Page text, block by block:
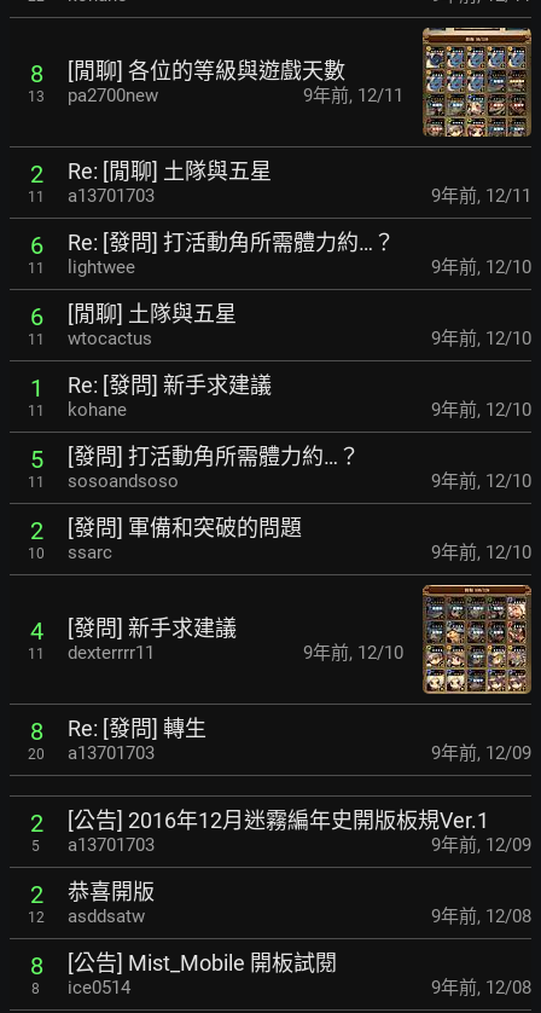
8
13
[閒聊] 各位的等級與遊戲天數
pa2700new 9年前, 12/11
2
11
Re: [閒聊] 土隊與五星
a13701703 9年前, 12/11
6
11
Re: [發問] 打活動角所需體力約…？
lightwee 9年前, 12/10
6
11
[閒聊] 土隊與五星
wtocactus 9年前, 12/10
1
11
Re: [發問] 新手求建議
kohane 9年前, 12/10
5
11
[發問] 打活動角所需體力約…？
sosoandsoso 9年前, 12/10
2
10
[發問] 軍備和突破的問題
ssarc 9年前, 12/10
4
11
[發問] 新手求建議
dexterrrr11 9年前, 12/10
8
20
Re: [發問] 轉生
a13701703 9年前, 12/09
2
5
[公告] 2016年12月迷霧編年史開版板規Ver.1
a13701703 9年前, 12/09
2
12
恭喜開版
asddsatw 9年前, 12/08
8
8
[公告] Mist_Mobile 開板試閱
ice0514 9年前, 12/08